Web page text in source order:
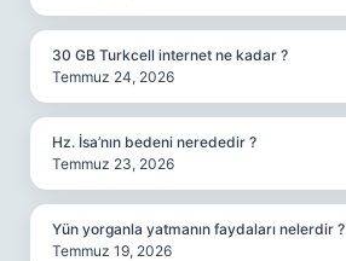
30 GB Turkcell internet ne kadar ?
Temmuz 24, 2026
Hz. İsa’nın bedeni nerededir ?
Temmuz 23, 2026
Yün yorganla yatmanın faydaları nelerdir ?
Temmuz 19, 2026